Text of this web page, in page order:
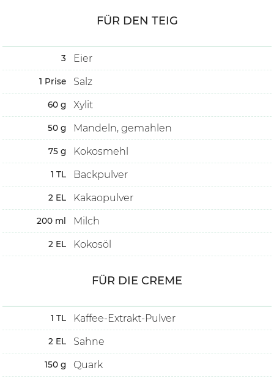
FÜR DEN TEIG
3 Eier
1 Prise Salz
60 g Xylit
50 g Mandeln, gemahlen
75 g Kokosmehl
1 TL Backpulver
2 EL Kakaopulver
200 ml Milch
2 EL Kokosöl
FÜR DIE CREME
1 TL Kaffee-Extrakt-Pulver
2 EL Sahne
150 g Quark